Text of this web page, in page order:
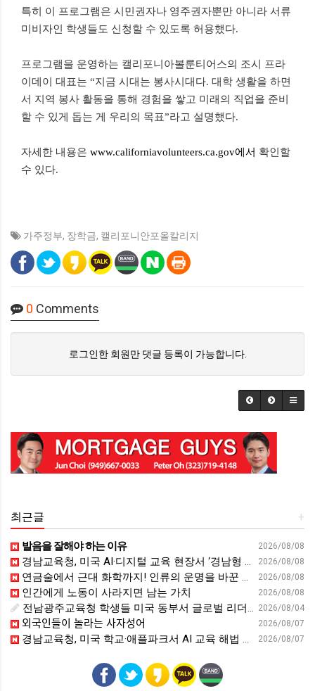
특히 이 프로그램은 시민권자나 영주권자뿐만 아니라 서류
미비자인 학생들도 신청할 수 있도록 허용했다.
프로그램을 운영하는 캘리포니아볼룬티어스의 조시 프라
이데이 대표는 “지금 시대는 봉사시대다. 대학 생활을 하면
서 지역 봉사 활동을 통해 경험을 쌓고 미래의 직업을 준비
할 수 있게 돕는 게 우리의 목표”라고 설명했다.
자세한 내용은 www.californiavolunteers.ca.gov에서 확인할
수 있다.
가주정부, 장학금, 캘리포니안포올칼리지
0 Comments
로그인한 회원만 댓글 등록이 가능합니다.
+
최근글
2026/08/08
발음을 잘해야 하는 이유
2026/08/08
경남교육청, 미국 AI·디지털 교육 현장서 ‘경남형 해법’ 찾는다 - 뉴스프리존
2026/08/08
연금술에서 근대 화학까지! 인류의 운명을 바꾼 위대한 발견 : 생각하는 청소년을 위한 과학 시리즈 2부(feat.박문호 박사)
2026/08/08
인간에게 노동이 사라지면 남는 가치
2026/08/04
전남광주교육청 학생들 미국 동부서 글로벌 리더십 체험 - 전남인터넷신문
2026/08/07
외국인들이 놀라는 사자성어
2026/08/07
경남교육청, 미국 학교·애플파크서 AI 교육 해법 찾는다 - 스트레이트뉴스